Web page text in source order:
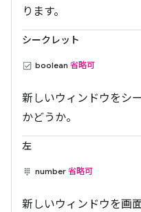
ります。
シークレット
boolean 省略可
新しいウィンドウをシ
かどうか。
左
number 省略可
新しいウィンドウを画